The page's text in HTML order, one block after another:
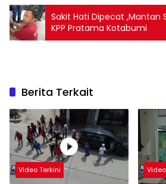
Sakit Hati Dipecat ,Mantan
KPP Pratama Kotabumi
Berita Terkait
Video Terkini